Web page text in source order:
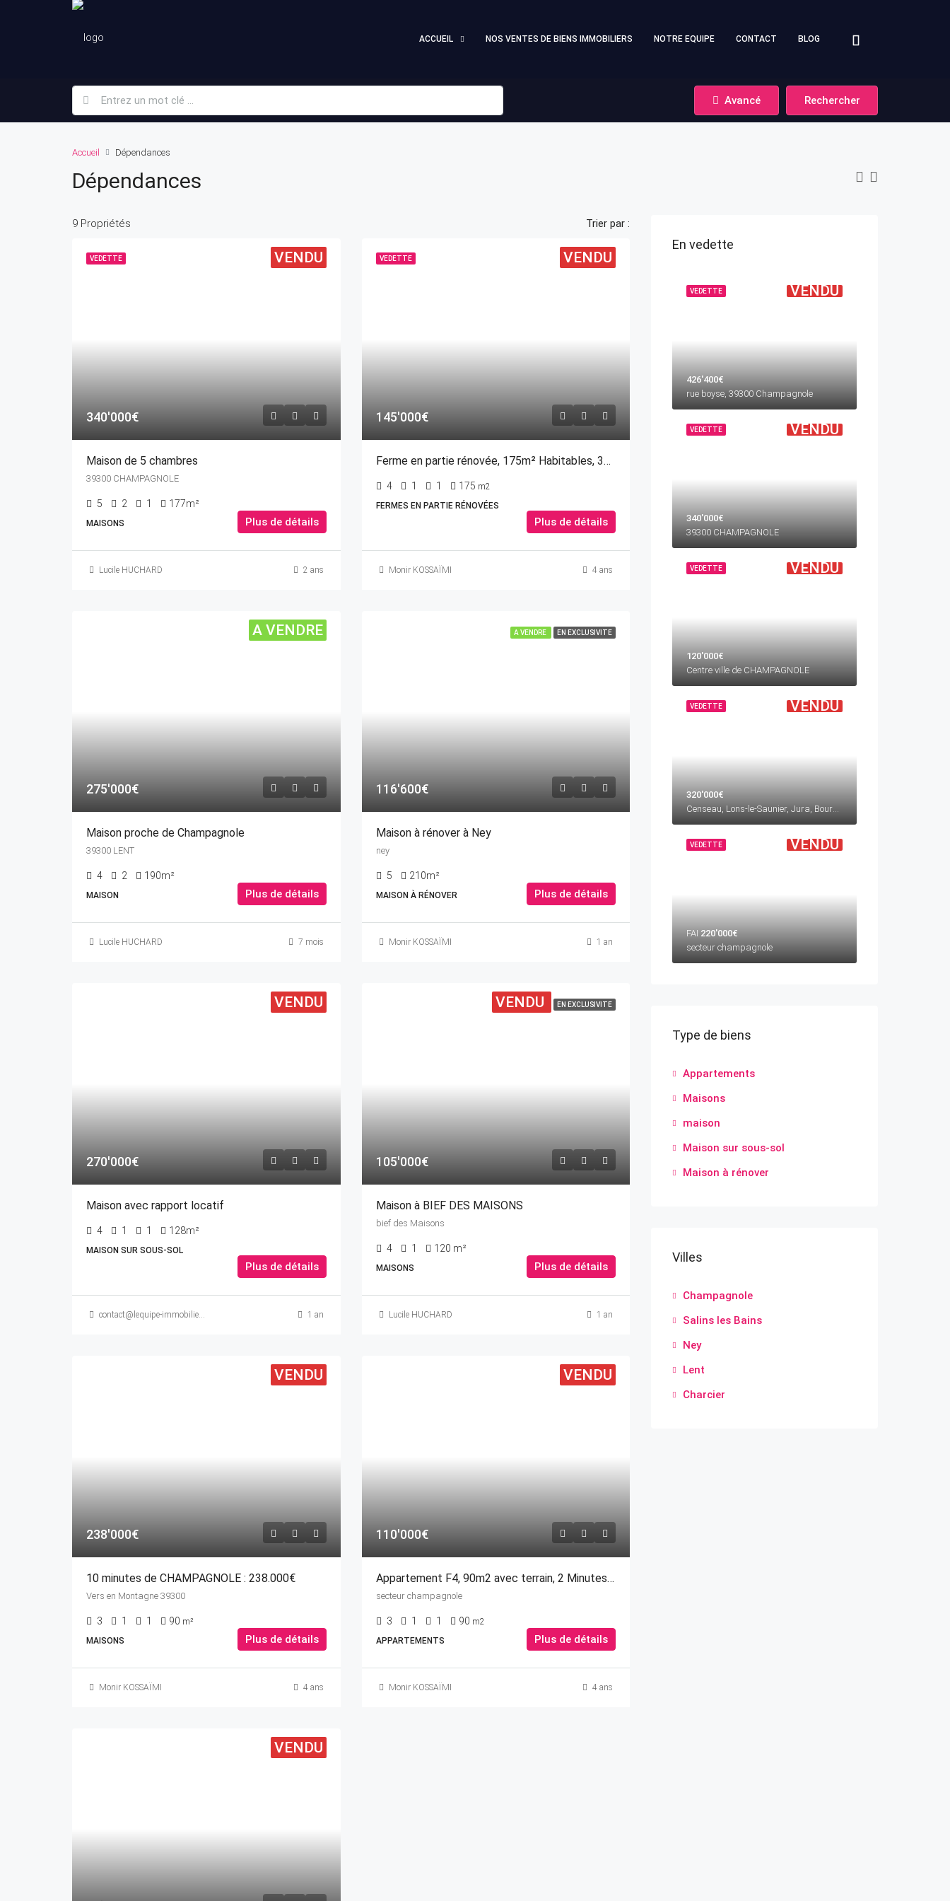
ACCUEIL NOS VENTES DE BIENS IMMOBILIERS NOTRE EQUIPE CONTACT BLOG
Avancé Rechercher
Accueil Dépendances
Dépendances
9 Propriétés Trier par :
VEDETTE VENDU
340'000€
Maison de 5 chambres
39300 CHAMPAGNOLE
5 2 1 177m²
MAISONS Plus de détails
Lucile HUCHARD 2 ans
VEDETTE VENDU
145'000€
Ferme en partie rénovée, 175m² Habitables, 3000m² de terrain
4 1 1 175 m2
FERMES EN PARTIE RÉNOVÉES
Plus de détails
Monir KOSSAÏMI 4 ans
A VENDRE
275'000€
Maison proche de Champagnole
39300 LENT
4 2 190m²
MAISON Plus de détails
Lucile HUCHARD 7 mois
A VENDRE EN EXCLUSIVITE
116'600€
Maison à rénover à Ney
ney
5 210m²
MAISON À RÉNOVER Plus de détails
Monir KOSSAÏMI 1 an
VENDU
270'000€
Maison avec rapport locatif
4 1 1 128m²
MAISON SUR SOUS-SOL
Plus de détails
contact@lequipe-immobiliere.com 1 an
VENDU EN EXCLUSIVITE
105'000€
Maison à BIEF DES MAISONS
bief des Maisons
4 1 120 m²
MAISONS Plus de détails
Lucile HUCHARD 1 an
VENDU
238'000€
10 minutes de CHAMPAGNOLE : 238.000€
Vers en Montagne 39300
3 1 1 90 m²
MAISONS
Plus de détails
Monir KOSSAÏMI 4 ans
VENDU
110'000€
Appartement F4, 90m2 avec terrain, 2 Minutes de CHAMPAGNOLE
secteur champagnole
3 1 1 90 m2
APPARTEMENTS
Plus de détails
Monir KOSSAÏMI 4 ans
VENDU
En vedette
VENDU
VEDETTE
426'400€
rue boyse, 39300 Champagnole
VENDU
VEDETTE
340'000€
39300 CHAMPAGNOLE
VENDU
VEDETTE
120'000€
Centre ville de CHAMPAGNOLE
VENDU
VEDETTE
320'000€
Censeau, Lons-le-Saunier, Jura, Bourgogne-Franche-Comté, France métropolitaine, 39250, France
VENDU
VEDETTE
FAI 220'000€
secteur champagnole
Type de biens
Appartements
Maisons
maison
Maison sur sous-sol
Maison à rénover
Villes
Champagnole
Salins les Bains
Ney
Lent
Charcier